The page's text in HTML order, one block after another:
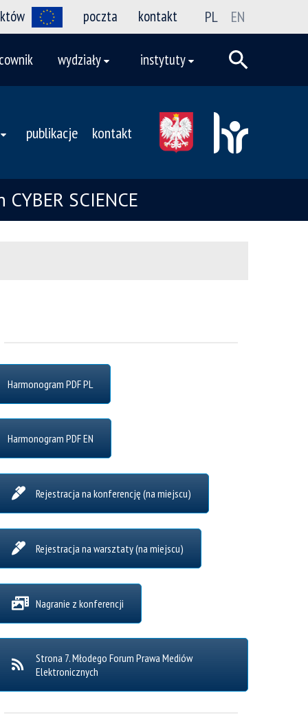
poczta kontakt PL EN
wydziały instytuty
publikacje kontakt
SCIENCE
Harmonogram PDF PL
Harmonogram PDF EN
Rejestracja na konferencję (na miejscu)
Rejestracja na warsztaty (na miejscu)
Nagranie z konferencji
Strona 7. Młodego Forum Prawa Mediów
Elektronicznych